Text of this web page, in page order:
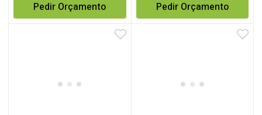
Pedir Orçamento Pedir Orçamento